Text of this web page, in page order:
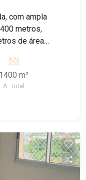
com ampla
metros,
de área
1400 m²
A. Total